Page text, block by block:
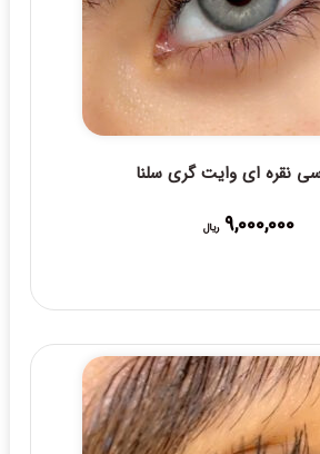
نقره ای وایت گری سلنا
9,000,000 ریال